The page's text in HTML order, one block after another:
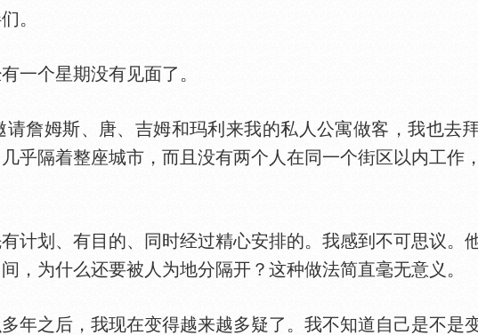
。
个星期没有见面了。
姆斯、唐、吉姆和玛利来我的私人公寓做客，我也去
乎隔着整座城市，而且没有两个人在同一个街区以内工作
划、有目的、同时经过精心安排的。我感到不可思议。
，为什么还要被人为地分隔开？这种做法简直毫无意义。
之后，我现在变得越来越多疑了。我不知道自己是不是变